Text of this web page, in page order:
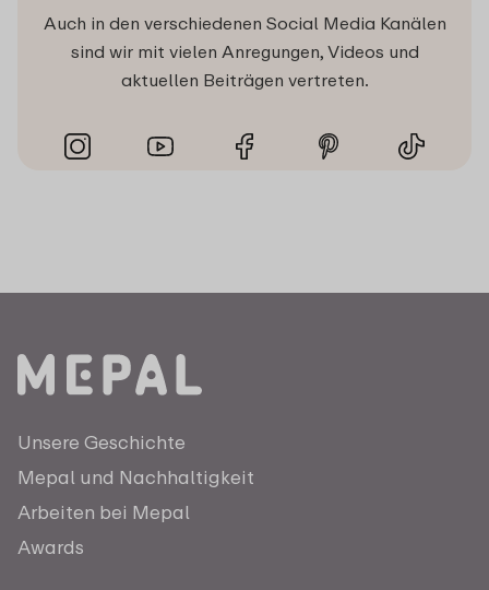
Auch in den verschiedenen Social Media Kanälen
sind wir mit vielen Anregungen, Videos und
aktuellen Beiträgen vertreten.
Unsere Geschichte
Mepal und Nachhaltigkeit
Arbeiten bei Mepal
Awards